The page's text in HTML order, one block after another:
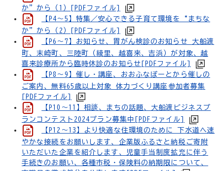
か”から（1）[PDFファイル]
【P4～5】特集／安心できる子育て環境を“まちな
か”から（2）[PDFファイル]
【P6～7】お知らせ、胃がん検診のお知らせ 大船渡
町、末崎町、三陸町（綾里、越喜来、吉浜）が対象、越
喜来診療所から臨時休診のお知らせ[PDFファイル]
【P8～9】催し・講座、おおふなぽーとから催しの
ご案内、無料65歳以上対象 体力づくり講座参加者募集
[PDFファイル]
【P10～11】相談、まちの話題、大船渡ビジネスプ
ランコンテスト2024プラン募集中[PDFファイル]
【P12～13】より快適な住環境のために 下水道へ速
やかな接続をお願いします、企業版ふるさと納税ご寄附
いただいた企業を紹介します、児童手当制度拡充に伴う
手続きのお願い、各種市税・保険料の納期限について、